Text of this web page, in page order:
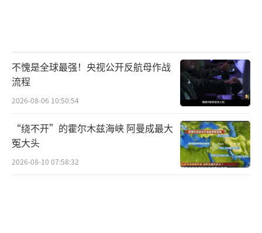
内的经济合作，将南海博弈的重点从军事对抗
转移到发展竞争上。（责任编辑：卢其龙 CM0882）
不愧是全球最强！央视公开反航母作战
流程
2026-08-06 10:50:54
“绕不开”的霍尔木兹海峡 阿曼成最大
冤大头
2026-08-10 07:58:32